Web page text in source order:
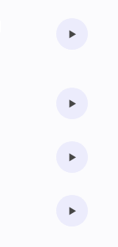
수강준비
수강준비
수강준비
수강준비